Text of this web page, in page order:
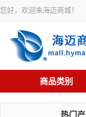
您好，欢迎来海迈商城！
商品类别
热门